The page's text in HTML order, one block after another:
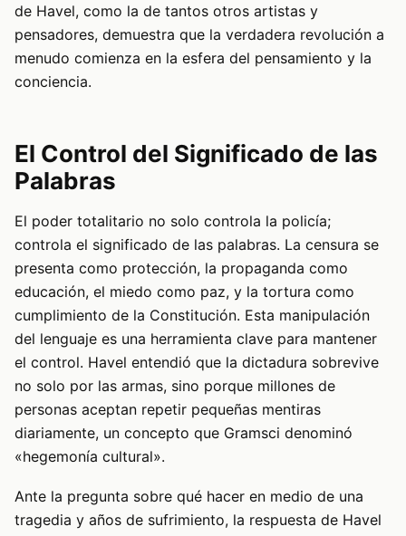
de Havel, como la de tantos otros artistas y
pensadores, demuestra que la verdadera revolución a
menudo comienza en la esfera del pensamiento y la
conciencia.
El Control del Significado de las
Palabras
El poder totalitario no solo controla la policía;
controla el significado de las palabras. La censura se
presenta como protección, la propaganda como
educación, el miedo como paz, y la tortura como
cumplimiento de la Constitución. Esta manipulación
del lenguaje es una herramienta clave para mantener
el control. Havel entendió que la dictadura sobrevive
no solo por las armas, sino porque millones de
personas aceptan repetir pequeñas mentiras
diariamente, un concepto que Gramsci denominó
«hegemonía cultural».
Ante la pregunta sobre qué hacer en medio de una
tragedia y años de sufrimiento, la respuesta de Havel